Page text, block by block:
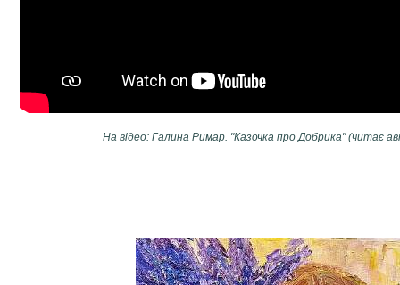
На відео: Галина Римар. "Казочка про Добрика" (читає